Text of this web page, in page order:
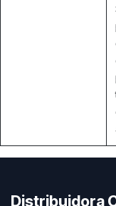
Distribuidora